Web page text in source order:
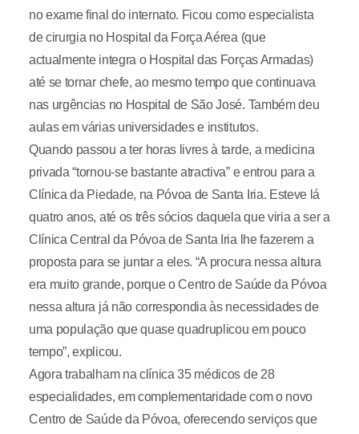
no exame final do internato. Ficou como especialista
de cirurgia no Hospital da Força Aérea (que
actualmente integra o Hospital das Forças Armadas)
até se tornar chefe, ao mesmo tempo que continuava
nas urgências no Hospital de São José. Também deu
aulas em várias universidades e institutos.
Quando passou a ter horas livres à tarde, a medicina
privada “tornou-se bastante atractiva” e entrou para a
Clínica da Piedade, na Póvoa de Santa Iria. Esteve lá
quatro anos, até os três sócios daquela que viria a ser a
Clínica Central da Póvoa de Santa Iria lhe fazerem a
proposta para se juntar a eles. “A procura nessa altura
era muito grande, porque o Centro de Saúde da Póvoa
nessa altura já não correspondia às necessidades de
uma população que quase quadruplicou em pouco
tempo”, explicou.
Agora trabalham na clínica 35 médicos de 28
especialidades, em complementaridade com o novo
Centro de Saúde da Póvoa, oferecendo serviços que